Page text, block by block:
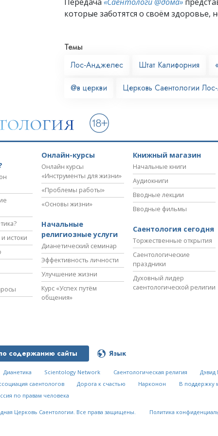
которые заботятся о своём здоровье,
Темы
Лос‑Анджелес
Штат Калифорния
@в церкви Церковь Саентологии
истоки
Онлайн-курсы
Онлайн курсы
«Инструменты для жизни»
«Проблемы работы»
«Основы жизни»
Начальные
религиозные услуги
Дианетический семинар
Эффективность личности
Улучшение жизни
Курс «Успех путём
общения»
Книжный магазин
Начальные книги
Аудиокниги
Вводные лекции
Вводные фильмы
Саентология сегодня
Торжественные открытия
Саентологические
праздники
Духовный лидер
саентологической религии
содержанию сайты Язык
Дианетика Scientology Network Саентологическая религия
саентологов
Дорога к счастью Нарконон В поддержку
по правам человека
Церковь Саентологии. Все права защищены. Политика